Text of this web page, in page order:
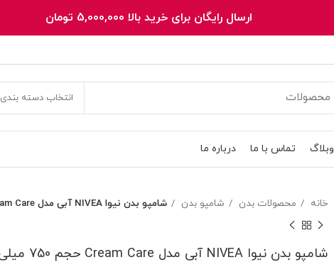
انتخاب دسته بندی
وبلاگ تماس با ما درباره ما
خانه محصولات بدن شامپو بدن شامپو بدن نیوا NIVEA آبی مدل Cream Care حجم 750 میلی لیتر
شامپو بدن نیوا NIVEA آبی مدل Cream Care حجم 750 میلی لیتر
ارسال رایگان برای خرید بالا 5,000,000 تومان